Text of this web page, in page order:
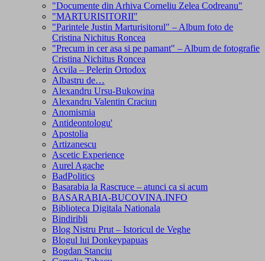
"Documente din Arhiva Corneliu Zelea Codreanu"
"MARTURISITORII"
"Parintele Justin Marturisitorul" – Album foto de
Cristina Nichitus Roncea
"Precum in cer asa si pe pamant" – Album de fotografie
Cristina Nichitus Roncea
Acvila – Pelerin Ortodox
Albastru de…
Alexandru Ursu-Bukowina
Alexandru Valentin Craciun
Anomismia
Antideontologu'
Apostolia
Artizanescu
Ascetic Experience
Aurel Agache
BadPolitics
Basarabia la Rascruce – atunci ca si acum
BASARABIA-BUCOVINA.INFO
Biblioteca Digitala Nationala
Bindiribli
Blog Nistru Prut – Istoricul de Veghe
Blogul lui Donkeypapuas
Bogdan Stanciu